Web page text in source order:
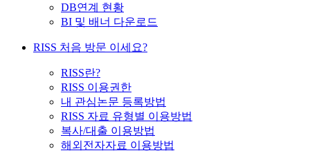
DB연계 현황
BI 및 배너 다운로드
RISS 처음 방문 이세요?
RISS란?
RISS 이용권한
내 관심논문 등록방법
RISS 자료 유형별 이용방법
복사/대출 이용방법
해외전자자료 이용방법